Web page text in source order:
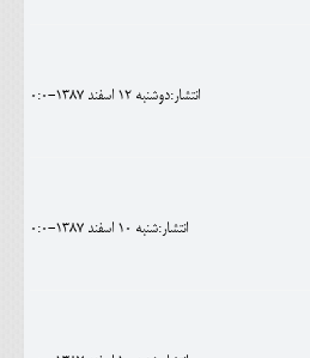
انتشار:دوشنبه 12 اسفند 1387-0:0
انتشار:شنبه 10 اسفند 1387-0:0